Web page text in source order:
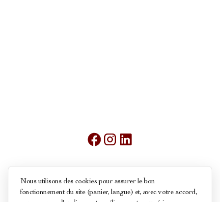
Conditions générales de ventes
Nous utilisons des cookies pour assurer le bon
fonctionnement du site (panier, langue) et, avec votre accord,